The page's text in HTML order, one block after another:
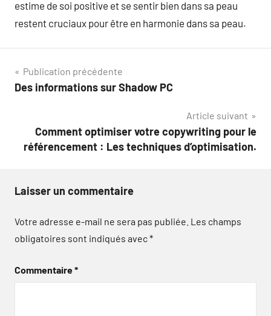
estime de soi positive et se sentir bien dans sa peau
restent cruciaux pour être en harmonie dans sa peau.
Navigation
de
Publication précédente
Des informations sur Shadow PC
Article suivant
Comment optimiser votre copywriting pour le
référencement : Les techniques d’optimisation.
Laisser un commentaire
Votre adresse e-mail ne sera pas publiée. Les champs
obligatoires sont indiqués avec*
Commentaire*